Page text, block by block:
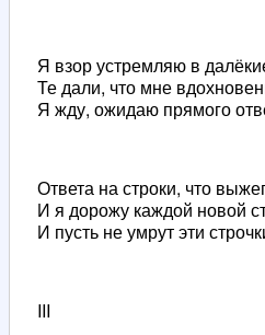
Я взор устремляю в
Те дали, что мне
Я жду, ожидаю прямого
Ответа на строки, что
И я дорожу каждой новой
И пусть не умрут эти
III